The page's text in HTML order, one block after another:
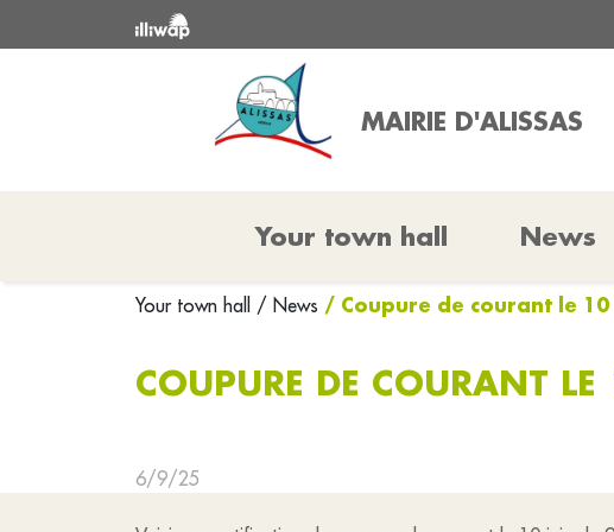
MAIRIE D'ALISSAS
Your town hall News
Your town hall / News / Coupure de courant le
COUPURE DE COURANT
6/9/25